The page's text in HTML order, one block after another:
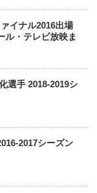
イナル2016出場
ル・テレビ放映ま
選手 2018-2019シ
2017シーズン